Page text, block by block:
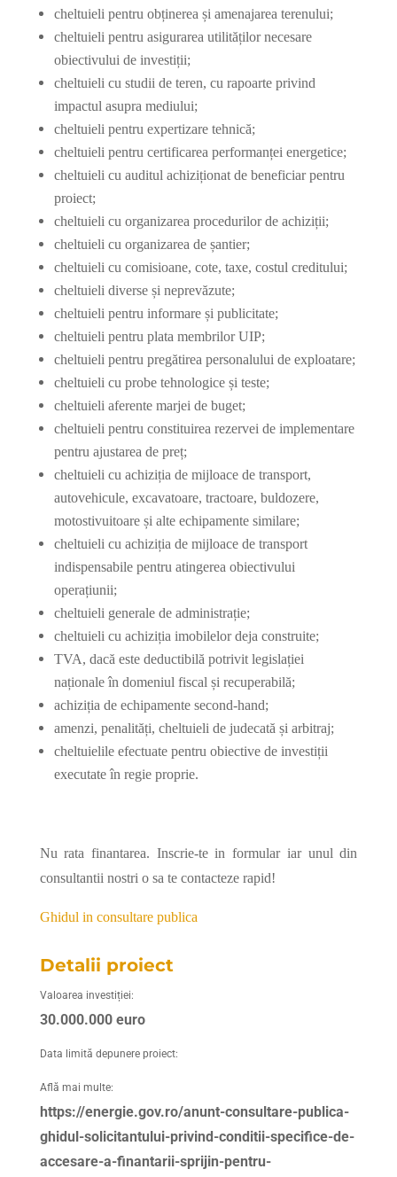
cheltuieli pentru obținerea și amenajarea terenului;
cheltuieli pentru asigurarea utilităților necesare
obiectivului de investiții;
cheltuieli cu studii de teren, cu rapoarte privind
impactul asupra mediului;
cheltuieli pentru expertizare tehnică;
cheltuieli pentru certificarea performanței energetice;
cheltuieli cu auditul achiziționat de beneficiar pentru
proiect;
cheltuieli cu organizarea procedurilor de achiziții;
cheltuieli cu organizarea de șantier;
cheltuieli cu comisioane, cote, taxe, costul creditului;
cheltuieli diverse și neprevăzute;
cheltuieli pentru informare și publicitate;
cheltuieli pentru plata membrilor UIP;
cheltuieli pentru pregătirea personalului de exploatare;
cheltuieli cu probe tehnologice și teste;
cheltuieli aferente marjei de buget;
cheltuieli pentru constituirea rezervei de implementare
pentru ajustarea de preț;
cheltuieli cu achiziția de mijloace de transport,
autovehicule, excavatoare, tractoare, buldozere,
motostivuitoare și alte echipamente similare;
cheltuieli cu achiziția de mijloace de transport
indispensabile pentru atingerea obiectivului
operațiunii;
cheltuieli generale de administrație;
cheltuieli cu achiziția imobilelor deja construite;
TVA, dacă este deductibilă potrivit legislației
naționale în domeniul fiscal și recuperabilă;
achiziția de echipamente second-hand;
amenzi, penalități, cheltuieli de judecată și arbitraj;
cheltuielile efectuate pentru obiective de investiții
executate în regie proprie.
Nu rata finantarea. Inscrie-te in formular iar unul din
consultantii nostri o sa te contacteze rapid!
Ghidul in consultare publica
Detalii proiect
Valoarea investiției:
30.000.000 euro
Data limită depunere proiect:
Află mai multe:
https://energie.gov.ro/anunt-consultare-publica-
ghidul-solicitantului-privind-conditii-specifice-de-
accesare-a-finantarii-sprijin-pentru-